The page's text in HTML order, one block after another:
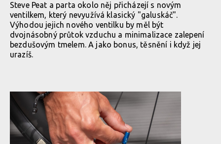
Steve Peat a parta okolo něj přicházejí s novým
ventilkem, který nevyužívá klasický "galuskáč".
Výhodou jejich nového ventilku by měl být
dvojnásobný průtok vzduchu a minimalizace zalepení
bezdušovým tmelem. A jako bonus, těsnění i když jej
urazíš.